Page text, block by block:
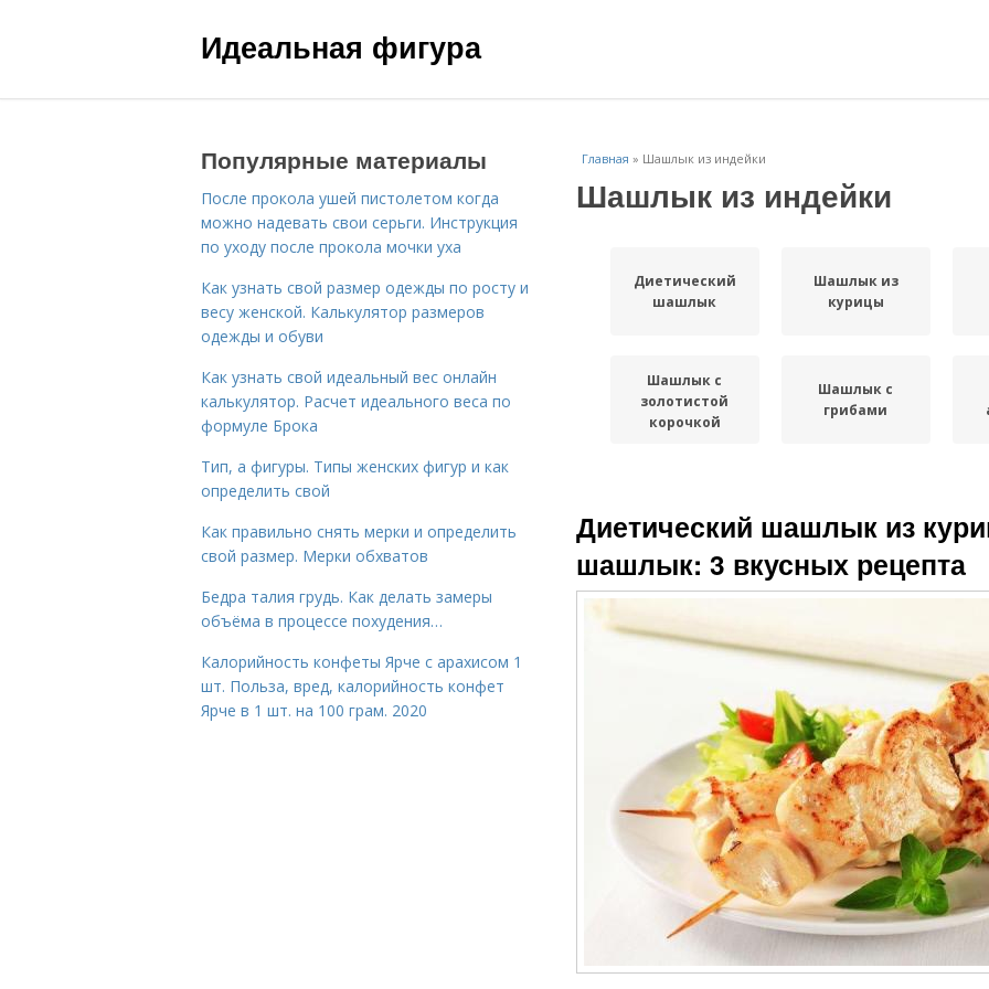
Идеальная фигура
Главная » Шашлык из индейки
Шашлык из индейки
Диетический
шашлык
Шашлык из
курицы
Шашлык с
золотистой
корочкой
Шашлык с
грибами
духовке
свинины
Диетический шашлык из
шашлык: 3 вкусных рецепта
Популярные материалы
После прокола ушей пистолетом когда
можно надевать свои серьги. Инструкция
по уходу после прокола мочки уха
Как узнать свой размер одежды по росту и
весу женской. Калькулятор размеров
одежды и обуви
Как узнать свой идеальный вес онлайн
калькулятор. Расчет идеального веса по
формуле Брока
Тип, а фигуры. Типы женских фигур и как
определить свой
Как правильно снять мерки и определить
свой размер. Мерки обхватов
Бедра талия грудь. Как делать замеры
объёма в процессе похудения…
Калорийность конфеты Ярче с арахисом 1
шт. Польза, вред, калорийность конфет
Ярче в 1 шт. на 100 грам. 2020